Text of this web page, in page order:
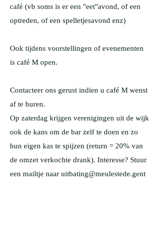
café (vb soms is er een "eet"avond, of een
optreden, of een spelletjesavond enz)
Ook tijdens voorstellingen of evenementen
is café M open.
Contacteer ons gerust indien u café M wenst
af te huren.
Op zaterdag krijgen verenigingen uit de wijk
ook de kans om de bar zelf te doen en zo
hun eigen kas te spijzen (return = 20% van
de omzet verkochte drank). Interesse? Stuur
een mailtje naar uitbating@meulestede.gent